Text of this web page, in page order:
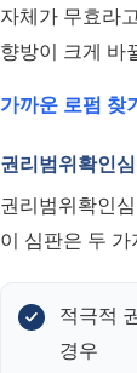
자체가 무효라
향방이 크게 바
가까운 로펌 찾
권리범위확인
권리범위확인
이 심판은 두
적극적
경우